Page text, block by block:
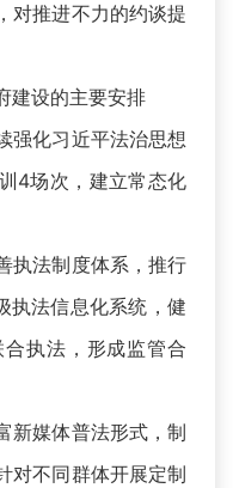
对推进不力的约谈提
设的主要安排
化习近平法治思想
4场次，建立常态化
法制度体系，推行
执法信息化系统，健
执法，形成监管合
媒体普法形式，制
对不同群体开展定制